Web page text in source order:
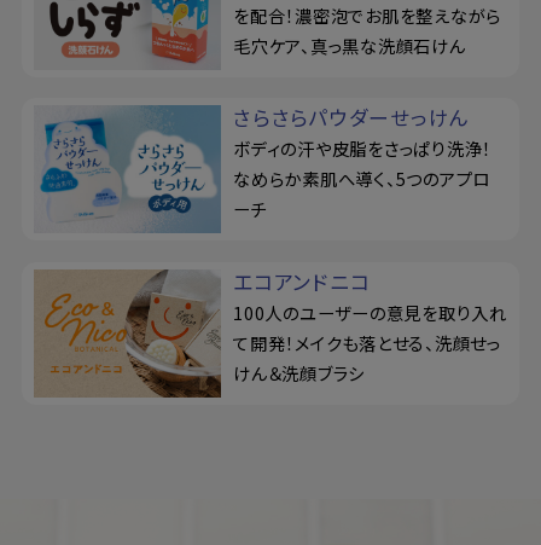
を配合！濃密泡でお肌を整えながら
毛穴ケア、真っ黒な洗顔石けん
さらさらパウダーせっけん
ボディの汗や皮脂をさっぱり洗浄！
なめらか素肌へ導く、5つのアプロ
ーチ
エコアンドニコ
100人のユーザーの意見を取り入れ
て開発！メイクも落とせる、洗顔せっ
けん＆洗顔ブラシ